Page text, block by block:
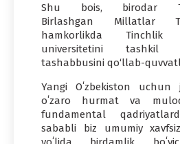
Shu bois, birodar
Birlashgan Millatlar
hamkorlikda
universitetini tashkil
tashabbusini qo‘llab-
Yangi Oʻzbekiston uchun
oʻzaro hurmat va
fundamental
sababli biz umumiy